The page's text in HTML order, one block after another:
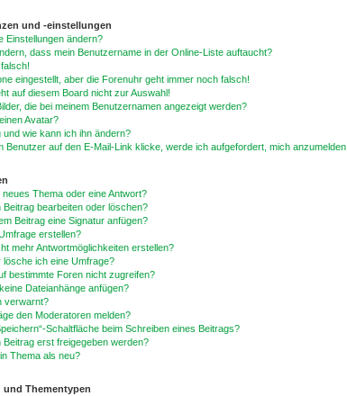
und -einstellungen
Einstellungen ändern?
dass mein Benutzername in der Online-Liste auftaucht?
eingestellt, aber die Forenuhr geht immer noch falsch!
auf diesem Board nicht zur Auswahl!
die bei meinem Benutzernamen angezeigt werden?
Avatar?
und wie kann ich ihn ändern?
Benutzer auf den E-Mail-Link klicke, werde ich aufgefordert, mich anzumelden.
Thema oder eine Antwort?
Beitrag bearbeiten oder löschen?
Beitrag eine Signatur anfügen?
erstellen?
mehr Antwortmöglichkeiten erstellen?
lösche ich eine Umfrage?
bestimmte Foren nicht zugreifen?
Dateianhänge anfügen?
verwarnt?
den Moderatoren melden?
Schaltfläche beim Schreiben eines Beitrags?
Beitrag erst freigegeben werden?
Thema als neu?
Thementypen